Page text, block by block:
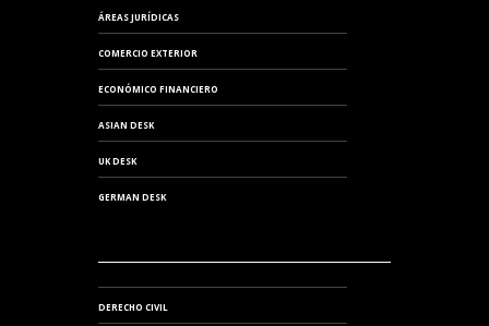
ÁREAS JURÍDICAS
COMERCIO EXTERIOR
ECONÓMICO FINANCIERO
ASIAN DESK
UK DESK
GERMAN DESK
DERECHO CIVIL